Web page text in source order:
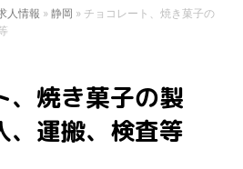
人情報 »静岡 » チョコレート、焼き菓子の
、焼き菓子の製
、運搬、検査等